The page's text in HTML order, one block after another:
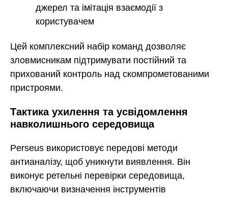
джерел та імітація взаємодії з
користувачем
Цей комплексний набір команд дозволяє
зловмисникам підтримувати постійний та
прихований контроль над скомпрометованими
пристроями.
Тактика ухилення та усвідомлення
навколишнього середовища
Perseus використовує передові методи
антианалізу, щоб уникнути виявлення. Він
виконує ретельні перевірки середовища,
включаючи визначення інструментів